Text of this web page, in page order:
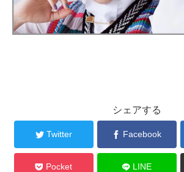
シェアする
Twitter Facebook
Pocket LINE